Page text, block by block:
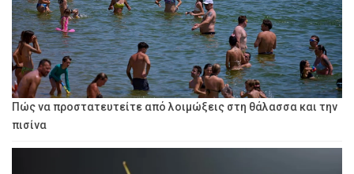
Πώς να προστατευτείτε από λοιμώξεις στη θάλασσα και την
πισίνα